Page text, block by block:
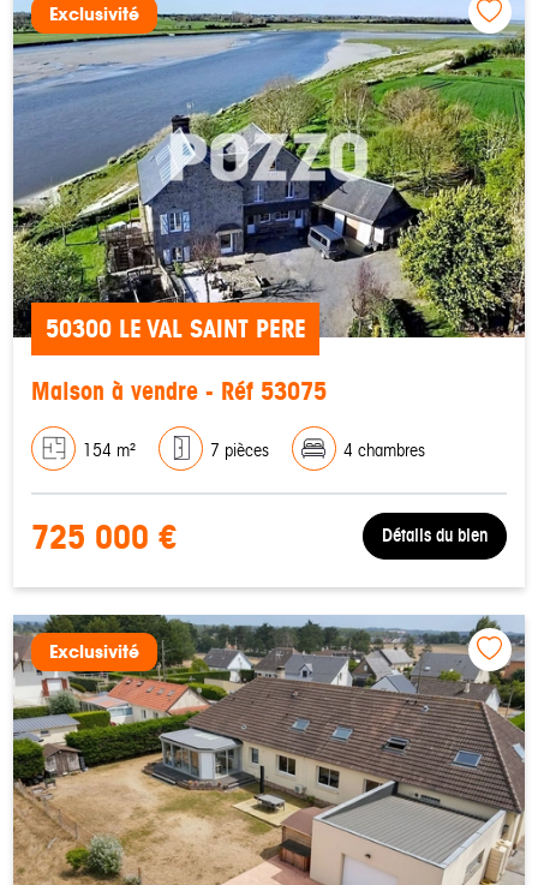
Exclusivité
50300 LE VAL SAINT PERE
Maison à vendre - Réf 53075
154 m² 7 pièces 4 chambres
725 000 € Détails du bien
Exclusivité